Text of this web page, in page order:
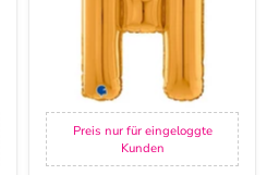
Preis nur für eingeloggte
Kunden